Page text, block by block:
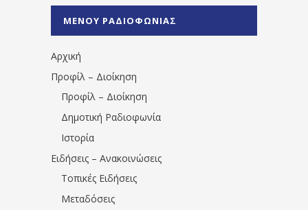
1531194763766854/" artist="" ]
ΜΕΝΟΥ ΡΑΔΙΟΦΩΝΙΑΣ
Αρχική
Προφίλ – Διοίκηση
Προφίλ – Διοίκηση
Δημοτική Ραδιοφωνία
Ιστορία
Ειδήσεις – Ανακοινώσεις
Τοπικές Ειδήσεις
Μεταδόσεις